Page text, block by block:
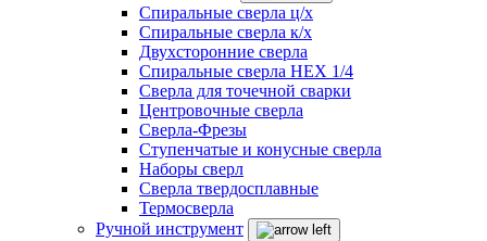
Спиральные сверла ц/х
Спиральные сверла к/х
Двухсторонние сверла
Спиральные сверла HEX 1/4
Сверла для точечной сварки
Центровочные сверла
Сверла-Фрезы
Ступенчатые и конусные сверла
Наборы сверл
Сверла твердосплавные
Термосверла
Ручной инструмент